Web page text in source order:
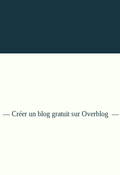
Créer un blog gratuit sur Overblog